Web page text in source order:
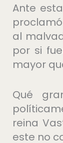
Ante
al
por si
mayor
Qué
reina
este no